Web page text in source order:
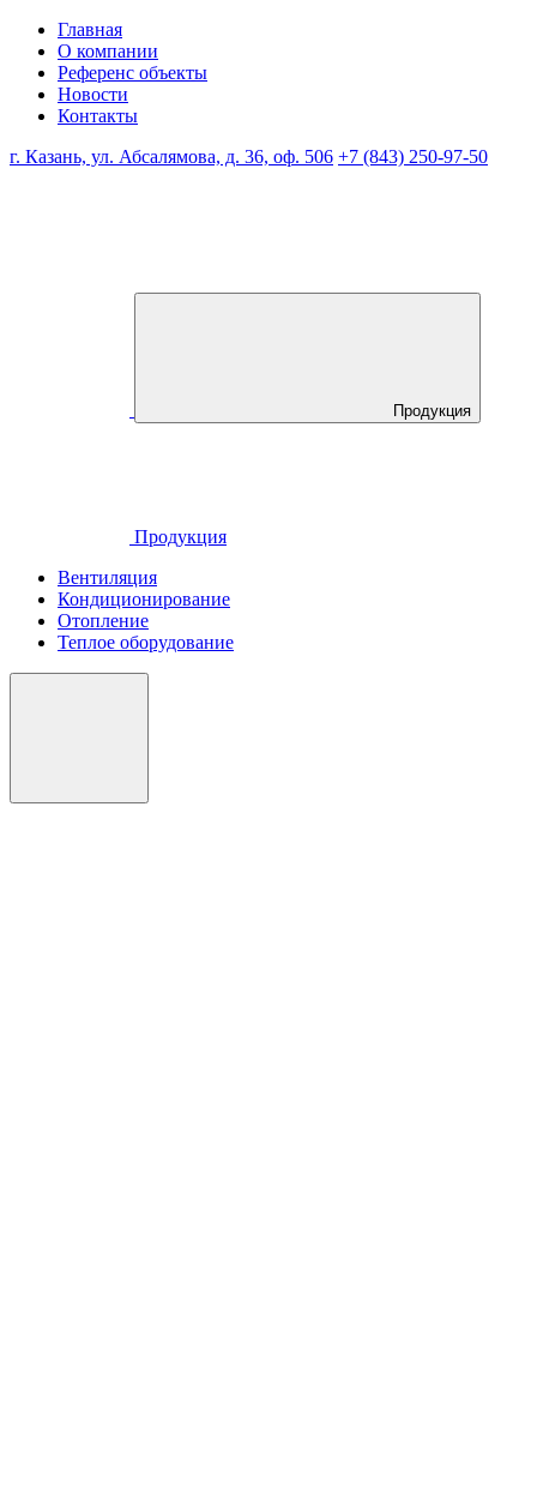
Главная
О компании
Референс объекты
Новости
Контакты
г. Казань, ул. Абсалямова, д. 36, оф. 506 +7 (843) 250-97-50
Продукция
Продукция
Вентиляция
Кондиционирование
Отопление
Теплое оборудование